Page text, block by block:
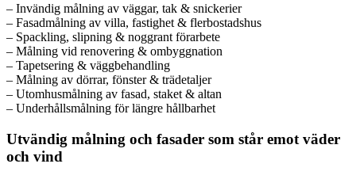
– Invändig målning av väggar, tak & snickerier
– Fasadmålning av villa, fastighet & flerbostadshus
– Spackling, slipning & noggrant förarbete
– Målning vid renovering & ombyggnation
– Tapetsering & väggbehandling
– Målning av dörrar, fönster & trädetaljer
– Utomhusmålning av fasad, staket & altan
– Underhållsmålning för längre hållbarhet
Utvändig målning och fasader som står emot väder
och vind